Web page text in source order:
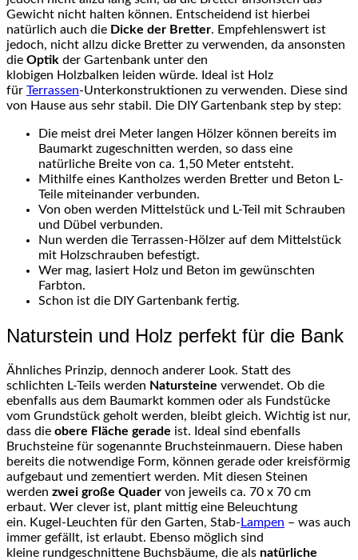
Gewicht nicht halten können. Entscheidend ist hierbei
natürlich auch die Dicke der Bretter. Empfehlenswert ist
jedoch, nicht allzu dicke Bretter zu verwenden, da ansonsten
die Optik der Gartenbank unter den
klobigen Holzbalken leiden würde. Ideal ist Holz
für Terrassen-Unterkonstruktionen zu verwenden. Diese sind
von Hause aus sehr stabil. Die DIY Gartenbank step by step:
Die meist drei Meter langen Hölzer können bereits im
Baumarkt zugeschnitten werden, so dass eine
natürliche Breite von ca. 1,50 Meter entsteht.
Mithilfe eines Kantholzes werden Bretter und Beton L-
Teile miteinander verbunden.
Von oben werden Mittelstück und L-Teil
mit Schrauben
und Dübel verbunden.
Nun werden die Terrassen-Hölzer auf dem Mittelstück
mit Holzschrauben befestigt.
Wer mag, lasiert Holz und Beton im gewünschten
Farbton.
Schon ist die DIYGartenbank fertig.
Naturstein und Holz perfekt für die Bank
Ähnliches Prinzip, dennoch anderer Look. Statt des
schlichten L-Teils werden Natursteine verwendet. Ob die
ebenfalls aus dem Baumarkt kommen oder als Fundstücke
vom Grundstück geholt werden, bleibt gleich. Wichtig ist nur,
dass die obere Fläche gerade ist. Ideal sind ebenfalls
Bruchsteine für sogenannte Bruchsteinmauern. Diese haben
bereits die notwendige Form, können gerade oder kreisförmig
aufgebaut und zementiert werden. Mit diesen Steinen
werden zwei große Quader von jeweils ca. 70 x 70 cm
erbaut. Wer clever ist, plant mittig eine Beleuchtung
ein. Kugel-Leuchten für den Garten, Stab- Lampen – was auch
immer gefällt, ist erlaubt. Ebenso möglich sind
kleine rundgeschnittene Buchsbäume, die als natürliche